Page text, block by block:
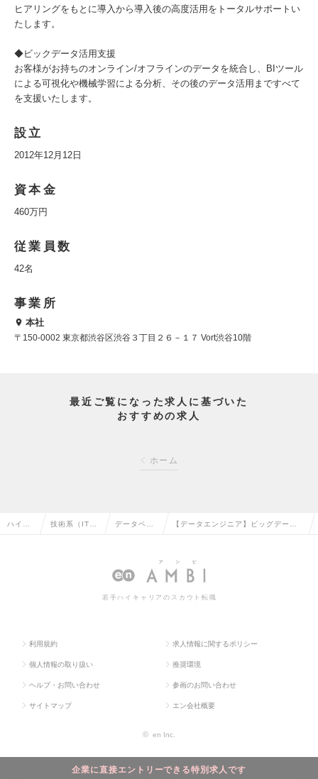
ヒアリングをもとに導入から導入後の高度活用をトータルサポートい
たします。
◆ビックデータ活用支援
お客様がお持ちのオンライン/オフラインのデータを統合し、BIツール
による可視化や機械学習による分析、その後のデータ活用まですべて
を支援いたします。
設立
2012年12月12日
資本金
460万円
従業員数
42名
事業所
本社
〒150-0002 東京都渋谷区渋谷３丁目２６－１７ Vort渋谷10階
最近ご覧になった求人に基づいた
おすすめの求人
ホーム
企業に直接エントリーできる特別求人です
ハイク 技術系（IT・ データベー
アの転職
【データエンジニア】ビッグデータ
募集します！の求人情報
若手ハイキャリアのスカウト転職
利用規約 求人情報に関するポリシー
個人情報の取り扱い 推奨環境
ヘルプ・お問い合わせ 参画のお問い合わせ
サイトマップ エン会社概要
© en Inc.